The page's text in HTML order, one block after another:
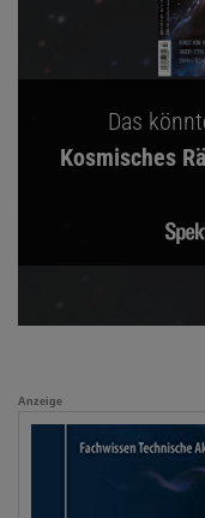
Das
Kosmisches
Anzeige